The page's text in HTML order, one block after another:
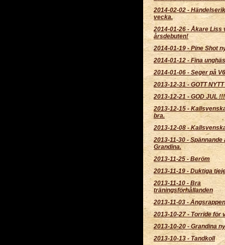
2014-02-02 -
vecka.
2014-01-26 -Åkare Liss
årsdebuten!
2014-01-19 - Pine Shot
2014-01-12 - Fina
2014-01-06 - Seger på
2013-12-31- GOTT
2013-12-21 - GOD JUL !!!
2013-12-15-
bra.
2013-12-08 -
2013-11-30 -Spännande
Grandina.
2013-11-25 -Beröm
2013-11-19 -Duktiga
2013-11-10 - Bra
träningsförhållanden
2013-11-03 -
2013-10-27-Torride för
2013-10-20- Grandina
2013-10-13 -Tandkoll